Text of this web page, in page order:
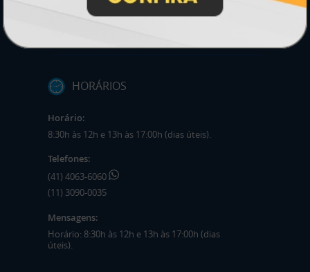
Montagem e Fechamento de Arquivo
HORÁRIOS
Horário:
8:30h às 12h e 13h às 17:00h (dias úteis).
Telefones:
(41) 4063-6060
(11) 3090-0035
Mensagens:
Horário: 8:30h às 12h e 13h às 17:00h (dias
úteis).